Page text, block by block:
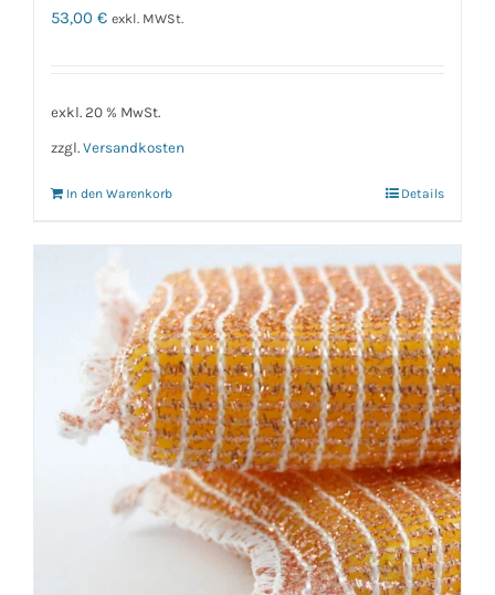
53,00 € exkl. MWSt.
exkl. 20 % MwSt.
zzgl. Versandkosten
In den Warenkorb Details